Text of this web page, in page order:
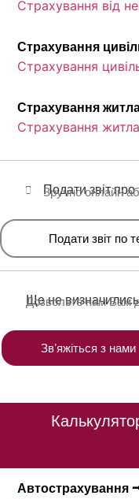
Страхування від
Страхування
Страхування
Страхування
Страхування
Подати звіт
Зручно онлайн
Подати звіт по
Ще не
Дозвольте нам Вам
Звʼяжіться з нами
Автострахування